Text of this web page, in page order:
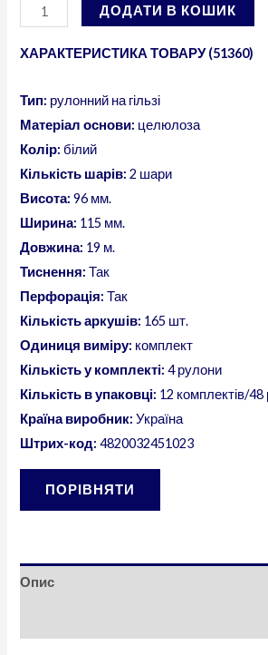
ДОДАТИ В КОШИК
ХАРАКТЕРИСТИКА ТОВАРУ (51360)
Тип: рулонний на гільзі
Матеріал основи: целюлоза
Колір: білий
Кількість шарів: 2 шари
Висота: 96 мм.
Ширина: 115 мм.
Довжина: 19 м.
Тиснення: Так
Перфорація: Так
Кількість аркушів: 165 шт.
Одиниця виміру: комплект
Кількість у комплекті: 4 рулони
Кількість в упаковці: 12 комплектів/48
Країна виробник: Україна
Штрих-код: 4820032451023
ПОРІВНЯТИ
Опис